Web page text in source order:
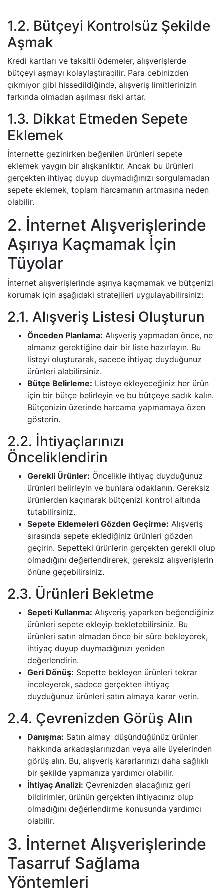
1.2. Bütçeyi Kontrolsüz Şekilde
Aşmak
Kredi kartları ve taksitli ödemeler, alışverişlerde
bütçeyi aşmayı kolaylaştırabilir. Para cebinizden
çıkmıyor gibi hissedildiğinde, alışveriş limitlerinizin
farkında olmadan aşılması riski artar.
1.3. Dikkat Etmeden Sepete
Eklemek
İnternette gezinirken beğenilen ürünleri sepete
eklemek yaygın bir alışkanlıktır. Ancak bu ürünleri
gerçekten ihtiyaç duyup duymadığınızı sorgulamadan
sepete eklemek, toplam harcamanın artmasına neden
olabilir.
2. İnternet Alışverişlerinde
Aşırıya Kaçmamak İçin
Tüyolar
İnternet alışverişlerinde aşırıya kaçmamak ve bütçenizi
korumak için aşağıdaki stratejileri uygulayabilirsiniz:
2.1. Alışveriş Listesi Oluşturun
Önceden Planlama: Alışveriş yapmadan önce, ne
almanız gerektiğine dair bir liste hazırlayın. Bu
listeyi oluşturarak, sadece ihtiyaç duyduğunuz
ürünleri alabilirsiniz.
Bütçe Belirleme: Listeye ekleyeceğiniz her ürün
için bir bütçe belirleyin ve bu bütçeye sadık kalın.
Bütçenizin üzerinde harcama yapmamaya özen
gösterin.
2.2. İhtiyaçlarınızı
Önceliklendirin
Gerekli Ürünler: Öncelikle ihtiyaç duyduğunuz
ürünleri belirleyin ve bunlara odaklanın. Gereksiz
ürünlerden kaçınarak bütçenizi kontrol altında
tutabilirsiniz.
Sepete Eklemeleri Gözden Geçirme: Alışveriş
sırasında sepete eklediğiniz ürünleri gözden
geçirin. Sepetteki ürünlerin gerçekten gerekli olup
olmadığını değerlendirerek, gereksiz alışverişlerin
önüne geçebilirsiniz.
2.3. Ürünleri Bekletme
Sepeti Kullanma: Alışveriş yaparken beğendiğiniz
ürünleri sepete ekleyip bekletebilirsiniz. Bu
ürünleri satın almadan önce bir süre bekleyerek,
ihtiyaç duyup duymadığınızı yeniden
değerlendirin.
Geri Dönüş: Sepette bekleyen ürünleri tekrar
inceleyerek, sadece gerçekten ihtiyaç
duyduğunuz ürünleri satın almaya karar verin.
2.4. Çevrenizden Görüş Alın
Danışma: Satın almayı düşündüğünüz ürünler
hakkında arkadaşlarınızdan veya aile üyelerinden
görüş alın. Bu, alışveriş kararlarınızı daha sağlıklı
bir şekilde yapmanıza yardımcı olabilir.
İhtiyaç Analizi: Çevrenizden alacağınız geri
bildirimler, ürünün gerçekten ihtiyacınız olup
olmadığını değerlendirme konusunda yardımcı
olabilir.
3. İnternet Alışverişlerinde
Tasarruf Sağlama
Yöntemleri